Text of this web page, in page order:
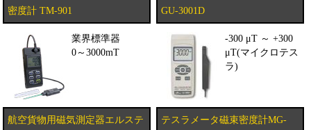
密度計 TM-901
業界標準器
0～3000mT
GU-3001D
-300 μT ～ +300
μT(マイクロテス
ラ)
航空貨物用磁気測定器エルステ
テスラメータ磁束密度計MG-